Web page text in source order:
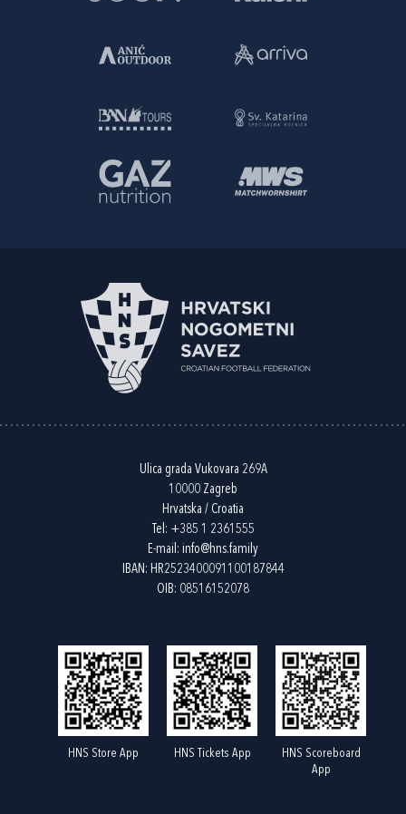
Ulica grada Vukovara 269A
10000 Zagreb
Hrvatska / Croatia
Tel: +385 1 2361555
E-mail: info@hns.family
IBAN: HR2523400091100187844
OIB: 08516152078
HNS Store App HNS Tickets App
HNS Scoreboard
App